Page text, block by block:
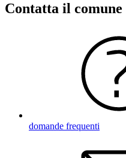
Contatta il comune
domande frequenti